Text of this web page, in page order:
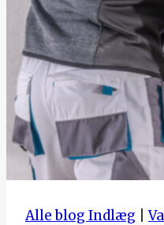
Alle blog Indlæg |